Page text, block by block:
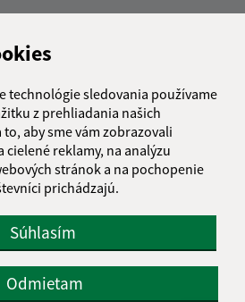
technológie sledovania používame
z prehliadania našich
aby sme vám zobrazovali
reklamy, na analýzu
stránok a na pochopenie
prichádzajú.
Súhlasím
Odmietam
Turňa nad Bodvou
Turňa nad Bodvou
55 466 21 01
IČO: 00691313